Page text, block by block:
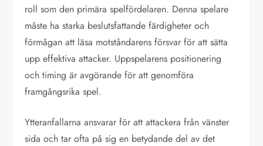
roll som den primära spelfördelaren. Denna spelare
måste ha starka beslutsfattande färdigheter och
förmågan att läsa motståndarens försvar för att sätta
upp effektiva attacker. Uppspelarens positionering
och timing är avgörande för att genomföra
framgångsrika spel.
Ytteranfallarna ansvarar för att attackera från vänster
sida och tar ofta på sig en betydande del av det